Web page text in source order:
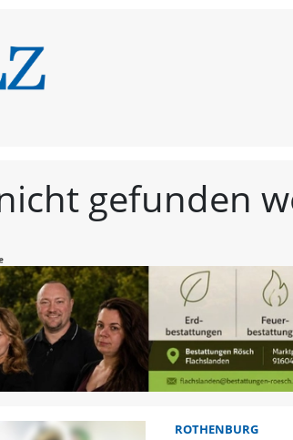
–
gefunden
ROTHENBURG